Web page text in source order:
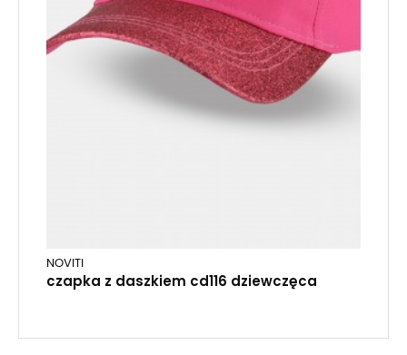
NOVITI
czapka z daszkiem cd116 dziewczęca